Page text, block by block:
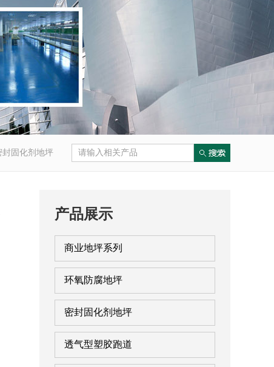
封固化剂地坪
产品展示
商业地坪系列
环氧防腐地坪
密封固化剂地坪
透气型塑胶跑道